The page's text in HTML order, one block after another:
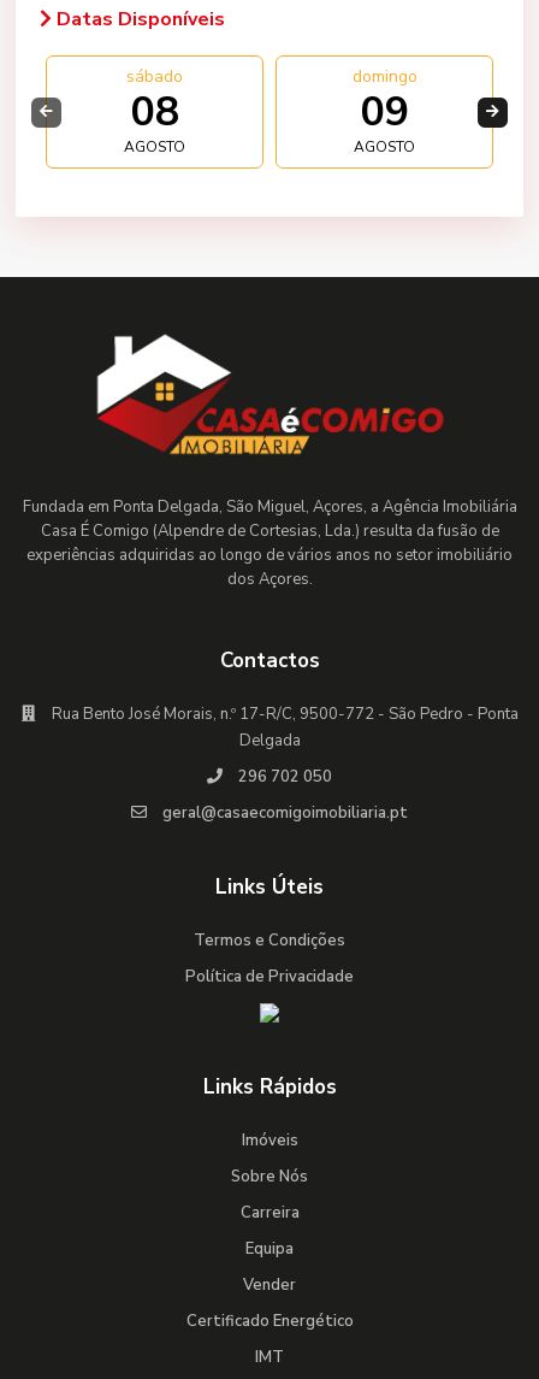
Datas Disponíveis
sábado
08
AGOSTO
domingo
09
AGOSTO
Fundada em Ponta Delgada, São Miguel, Açores, a Agência Imobiliária
Casa É Comigo (Alpendre de Cortesias, Lda.) resulta da fusão de
experiências adquiridas ao longo de vários anos no setor imobiliário
dos Açores.
Contactos
Rua Bento José Morais, n.º 17-R/C, 9500-772 - São Pedro - Ponta
Delgada
296 702 050
geral@casaecomigoimobiliaria.pt
Links Úteis
Termos e Condições
Política de Privacidade
Links Rápidos
Imóveis
Sobre Nós
Carreira
Equipa
Vender
Certificado Energético
IMT